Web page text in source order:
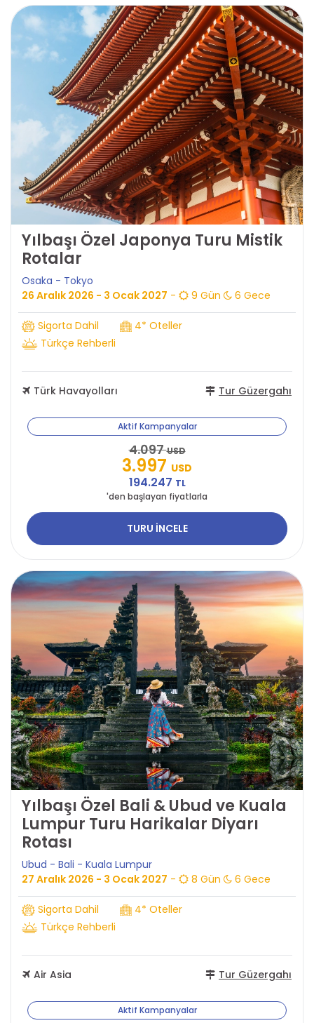
Yılbaşı Özel Japonya Turu Mistik
Rotalar
Osaka - Tokyo
26 Aralık 2026 - 3 Ocak 2027 - 9 Gün 6 Gece
Sigorta Dahil
4* Oteller
Türkçe Rehberli
Türk Havayolları Tur Güzergahı
Aktif Kampanyalar
4.097USD
3.997 USD
194.247 TL
'den başlayan fiyatlarla
TURU İNCELE
Yılbaşı Özel Bali & Ubud ve Kuala
Lumpur Turu Harikalar Diyarı
Rotası
Ubud - Bali - Kuala Lumpur
27 Aralık 2026 - 3 Ocak 2027 - 8 Gün 6 Gece
Sigorta Dahil
4* Oteller
Türkçe Rehberli
Air Asia Tur Güzergahı
Aktif Kampanyalar